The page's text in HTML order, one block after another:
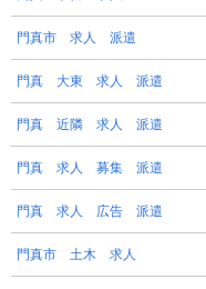
門真市 求人 派遣
門真 大東 求人 派遣
門真 近隣 求人 派遣
門真 求人 募集 派遣
門真 求人 広告 派遣
門真市 土木 求人